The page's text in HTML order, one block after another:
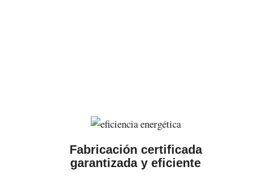
Fabricación certificada
garantizada y eficiente